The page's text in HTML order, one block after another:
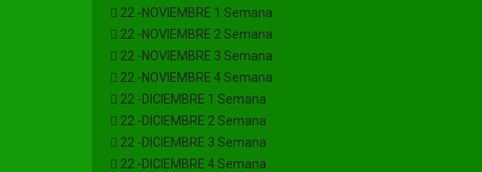
22 -NOVIEMBRE 1 Semana
22 -NOVIEMBRE 2 Semana
22 -NOVIEMBRE 3 Semana
22 -NOVIEMBRE 4 Semana
22 -DICIEMBRE 1 Semana
22 -DICIEMBRE 2 Semana
22 -DICIEMBRE 3 Semana
22 -DICIEMBRE 4 Semana